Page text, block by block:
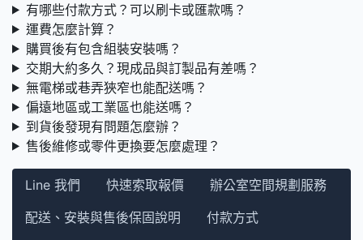
有哪些付款方式？可以刷卡或匯款嗎？
運費怎麼計算？
購買後有包含組裝安裝嗎？
交期大約多久？現成品與訂製品有差嗎？
無電梯或巷弄狹窄也能配送嗎？
偏遠地區或工業區也能送嗎？
到貨後發現有問題怎麼辦？
售後維修或零件更換要怎麼處理？
Line 我們 快速索取報價
辦公室空間規劃服務
配送、安裝與售後保固說明
付款方式